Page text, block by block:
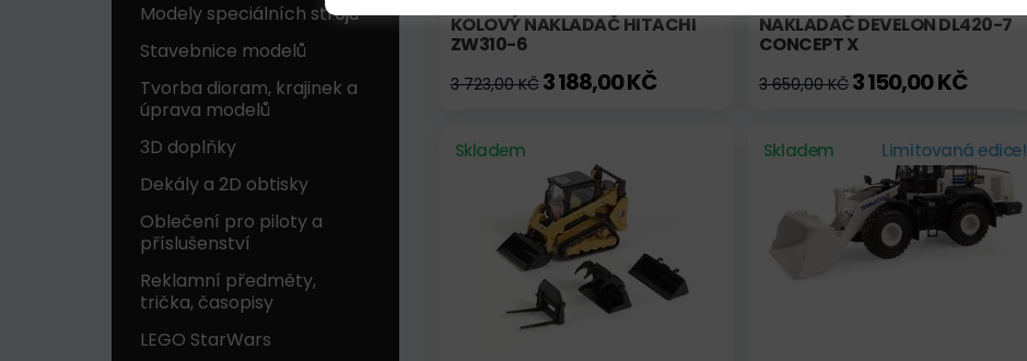
Modely speciálních strojů
Stavebnice modelů
Tvorba dioram, krajinek a
úprava modelů
3D doplňky
Dekály a 2D obtisky
Oblečení pro piloty a
příslušenství
Reklamní předměty,
trička, časopisy
LEGO StarWars
KOLOVÝ NAKLADAČ HITACHI
ZW310-6
3 723,00 KČ3 188,00 KČ
NAKLADAČ DEVELON DL420-7
CONCEPT X
3 650,00 KČ3 150,00 KČ
Skladem Skladem Limitovaná edice!